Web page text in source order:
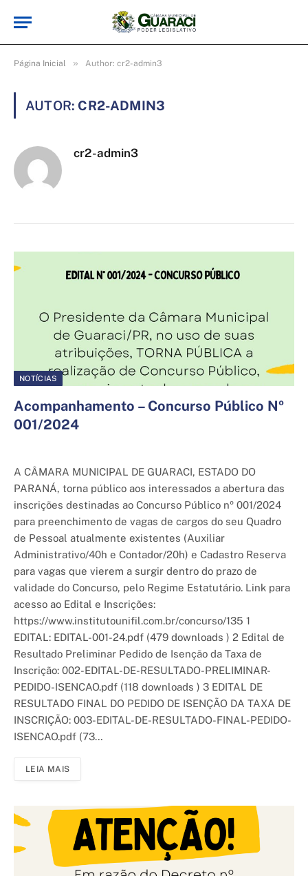
Página Inicial » Author: cr2-admin3
AUTOR: CR2-ADMIN3
cr2-admin3
NOTÍCIAS
Acompanhamento – Concurso Público Nº
001/2024
A CÂMARA MUNICIPAL DE GUARACI, ESTADO DO
PARANÁ, torna público aos interessados a abertura das
inscrições destinadas ao Concurso Público nº 001/2024
para preenchimento de vagas de cargos do seu Quadro
de Pessoal atualmente existentes (Auxiliar
Administrativo/40h e Contador/20h) e Cadastro Reserva
para vagas que vierem a surgir dentro do prazo de
validade do Concurso, pelo Regime Estatutário. Link para
acesso ao Edital e Inscrições:
https://www.institutounifil.com.br/concurso/135 1
EDITAL: EDITAL-001-24.pdf (479 downloads ) 2 Edital de
Resultado Preliminar Pedido de Isenção da Taxa de
Inscrição: 002-EDITAL-DE-RESULTADO-PRELIMINAR-
PEDIDO-ISENCAO.pdf (118 downloads ) 3 EDITAL DE
RESULTADO FINAL DO PEDIDO DE ISENÇÃO DA TAXA DE
INSCRIÇÃO: 003-EDITAL-DE-RESULTADO-FINAL-PEDIDO-
ISENCAO.pdf (73…
LEIA MAIS